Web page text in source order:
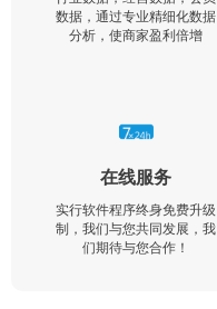
数据，通过专业精细化数据
分析，使商家盈利倍增
在线服务
实行软件程序终身免费升级
制，我们与您共同发展，我
们期待与您合作！